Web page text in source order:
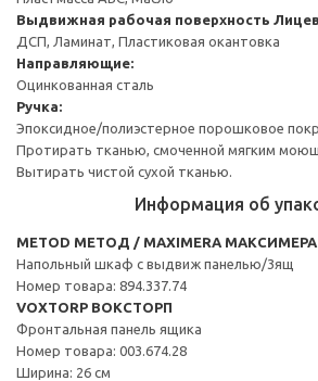
Выдвижная рабочая поверхность
ДСП, Ламинат, Пластиковая окантовка
Направляющие:
Оцинкованная сталь
Ручка:
Эпоксидное/полиэстерное порошковое
Протирать тканью, смоченной мягким
Вытирать чистой сухой тканью.
Информация об
METOD МЕТОД / MAXIMERA МАКСИМЕРА
Напольный шкаф с выдвиж панелью/3ящ
Номер товара: 894.337.74
VOXTORP ВОКСТОРП
Фронтальная панель ящика
Номер товара: 003.674.28
Ширина: 26 см